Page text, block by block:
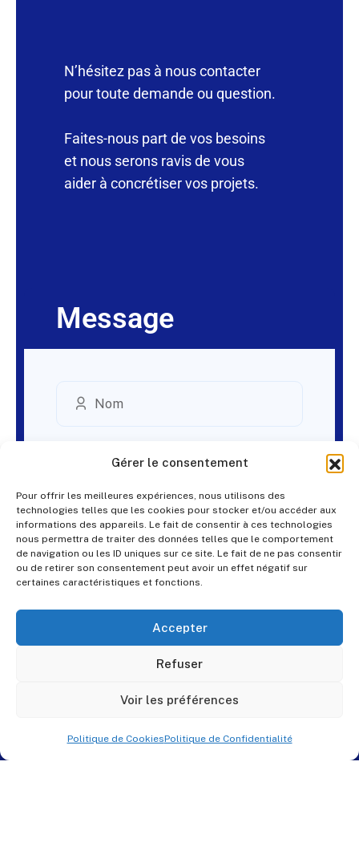
Gérer le consentement
Pour offrir les meilleures expériences, nous utilisons des
technologies telles que les cookies pour stocker et/ou accéder aux
informations des appareils. Le fait de consentir à ces technologies
nous permettra de traiter des données telles que le comportement
de navigation ou les ID uniques sur ce site. Le fait de ne pas consentir
ou de retirer son consentement peut avoir un effet négatif sur
certaines caractéristiques et fonctions.
Accepter
Refuser
Voir les préférences
Politique de CookiesPolitique de Confidentialité
N’hésitez pas à nous contacter
pour toute demande ou question.
Faites-nous part de vos besoins
et nous serons ravis de vous
aider à concrétiser vos projets.
Message